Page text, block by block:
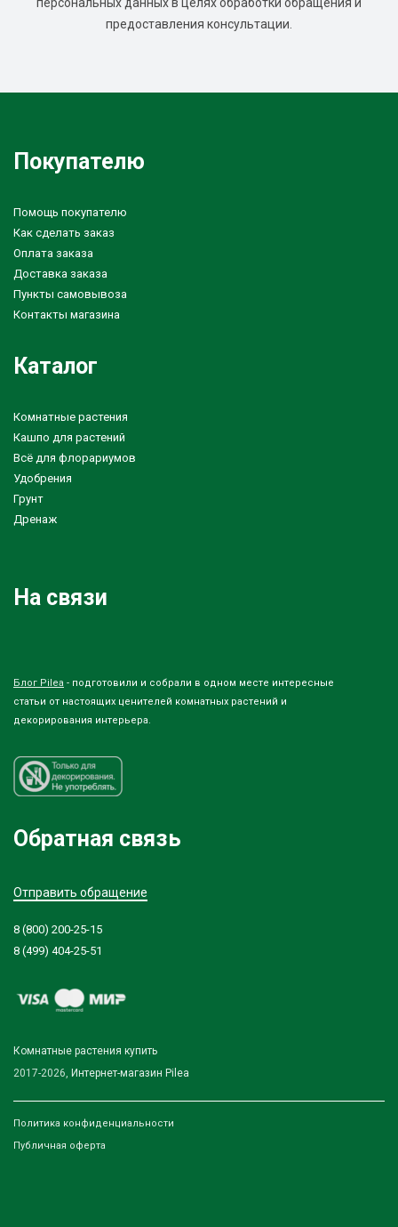
персональных данных в целях обработки обращения и
предоставления консультации.
Покупателю
Помощь покупателю
Как сделать заказ
Оплата заказа
Доставка заказа
Пункты самовывоза
Контакты магазина
Каталог
Комнатные растения
Кашпо для растений
Всё для флорариумов
Удобрения
Грунт
Дренаж
На связи
Блог Pilea - подготовили и собрали в одном месте интересные
статьи от настоящих ценителей комнатных растений и
декорирования интерьера.
Обратная связь
Отправить обращение
8 (800) 200-25-15
8 (499) 404-25-51
Комнатные растения купить
2017-2026, Интернет-магазин Pilea
Политика конфиденциальности
Публичная оферта